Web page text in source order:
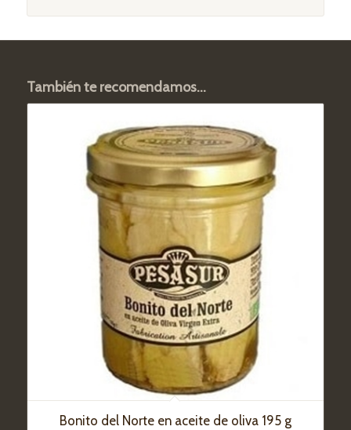
También te recomendamos…
Bonito del Norte en aceite de oliva 195 g